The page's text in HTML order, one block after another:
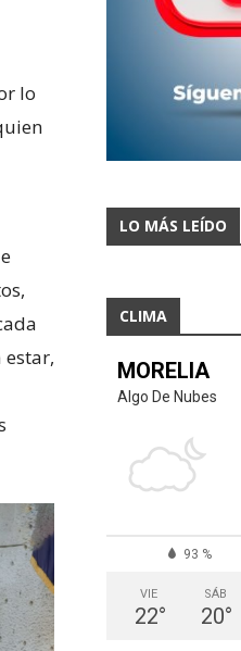
lo
estar,
LO MÁS LEÍDO
CLIMA
MORELIA
Algo De Nubes
93 %
VIE
22°
SÁB
20°